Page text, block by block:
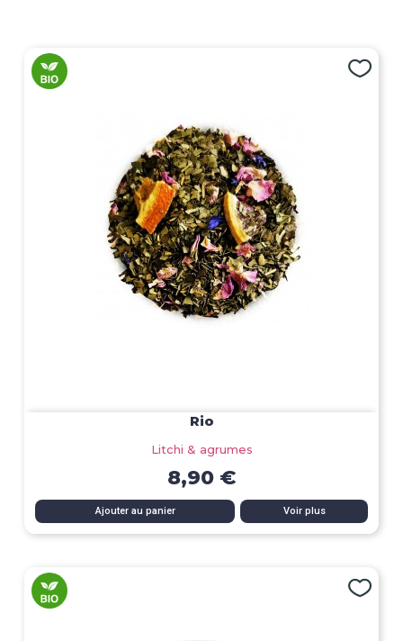
Rio
Litchi & agrumes
8,90 €
Ajouter au panier Voir plus